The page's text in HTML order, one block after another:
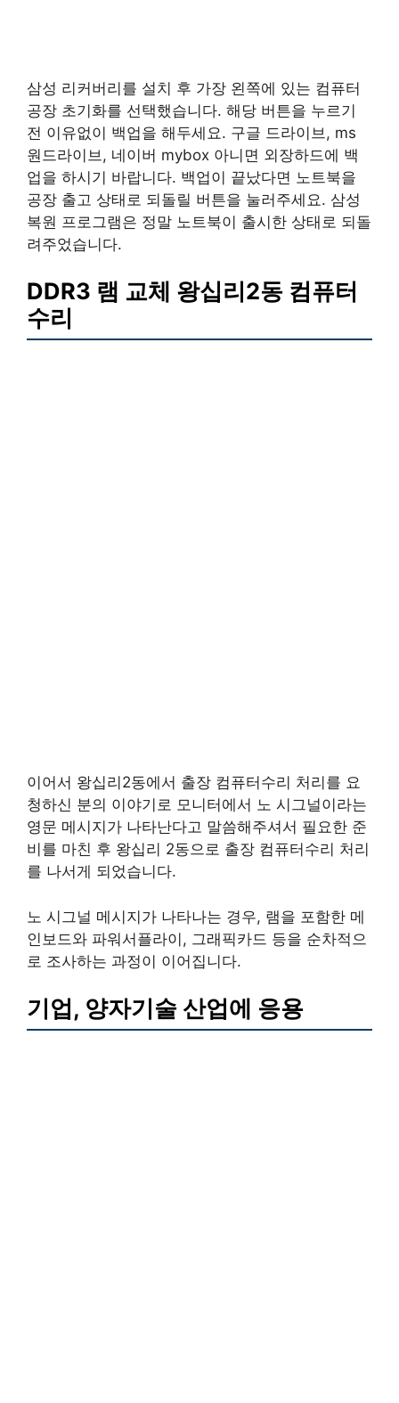
삼성 리커버리를 설치 후 가장 왼쪽에 있는 컴퓨터
공장 초기화를 선택했습니다. 해당 버튼을 누르기
전 이유없이 백업을 해두세요. 구글 드라이브, ms
원드라이브, 네이버 mybox 아니면 외장하드에 백
업을 하시기 바랍니다. 백업이 끝났다면 노트북을
공장 출고 상태로 되돌릴 버튼을 눌러주세요. 삼성
복원 프로그램은 정말 노트북이 출시한 상태로 되돌
려주었습니다.
DDR3 램 교체 왕십리2동 컴퓨터
수리
이어서 왕십리2동에서 출장 컴퓨터수리 처리를 요
청하신 분의 이야기로 모니터에서 노 시그널이라는
영문 메시지가 나타난다고 말씀해주셔서 필요한 준
비를 마친 후 왕십리 2동으로 출장 컴퓨터수리 처리
를 나서게 되었습니다.
노 시그널 메시지가 나타나는 경우, 램을 포함한 메
인보드와 파워서플라이, 그래픽카드 등을 순차적으
로 조사하는 과정이 이어집니다.
기업, 양자기술 산업에 응용